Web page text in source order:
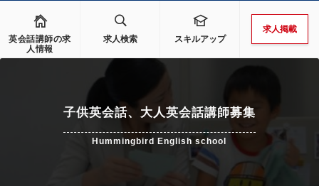
英会話講師の求
人情報
求人検索 スキルアップ
求人掲載
子供英会話、大人英会話講師募集
Hummingbird English school